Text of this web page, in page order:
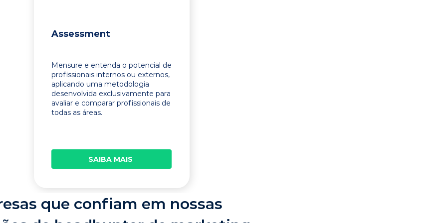
Assessment
Mensure e entenda o potencial de
profissionais internos ou externos,
aplicando uma metodologia
desenvolvida exclusivamente para
avaliar e comparar profissionais de
todas as áreas.
SAIBA MAIS
que confiam em nossas